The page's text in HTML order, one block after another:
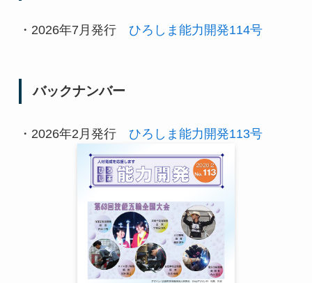
・2026年7月発行 ひろしま能力開発114号
バックナンバー
・2026年2月発行 ひろしま能力開発113号